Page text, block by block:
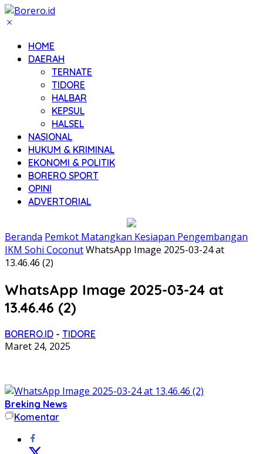
HOME
DAERAH
TERNATE
TIDORE
HALBAR
KEPSUL
HALSEL
NASIONAL
HUKUM & KRIMINAL
EKONOMI & POLITIK
BORERO SPORT
OPINI
ADVERTORIAL
Beranda Pemkot Matangkan Kesiapan Pengembangan
IKM Sohi CoconutWhatsApp Image 2025-03-24 at
13.46.46 (2)
WhatsApp Image 2025-03-24 at
13.46.46 (2)
BORERO.ID - TIDORE
Maret 24, 2025
Breking News
Komentar